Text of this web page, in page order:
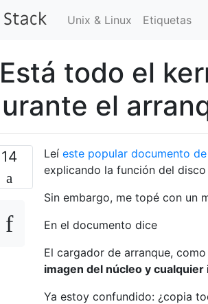
Unix & Linux Etiquetas
todo el
el
14 Leí este popular documento de
explicando la función del disco
Sin embargo, me topé con un
En el documento dice
El cargador de arranque,
imagen del núcleo y
Ya estoy confundido: ¿copia